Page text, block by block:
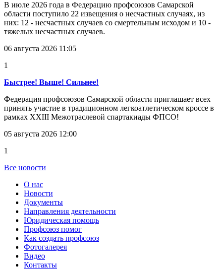
В июле 2026 года в Федерацию профсоюзов Самарской
области поступило 22 извещения о несчастных случаях, из
них: 12 - несчастных случаев со смертельным исходом и 10 -
тяжелых несчастных случаев.
06 августа 2026 11:05
1
Быстрее! Выше! Сильнее!
Федерация профсоюзов Самарской области приглашает всех
принять участие в традиционном легкоатлетическом кроссе в
рамках XXIII Межотраслевой спартакиады ФПСО!
05 августа 2026 12:00
1
Все новости
О нас
Новости
Документы
Направления деятельности
Юридическая помощь
Профсоюз помог
Как создать профсоюз
Фотогалерея
Видео
Контакты